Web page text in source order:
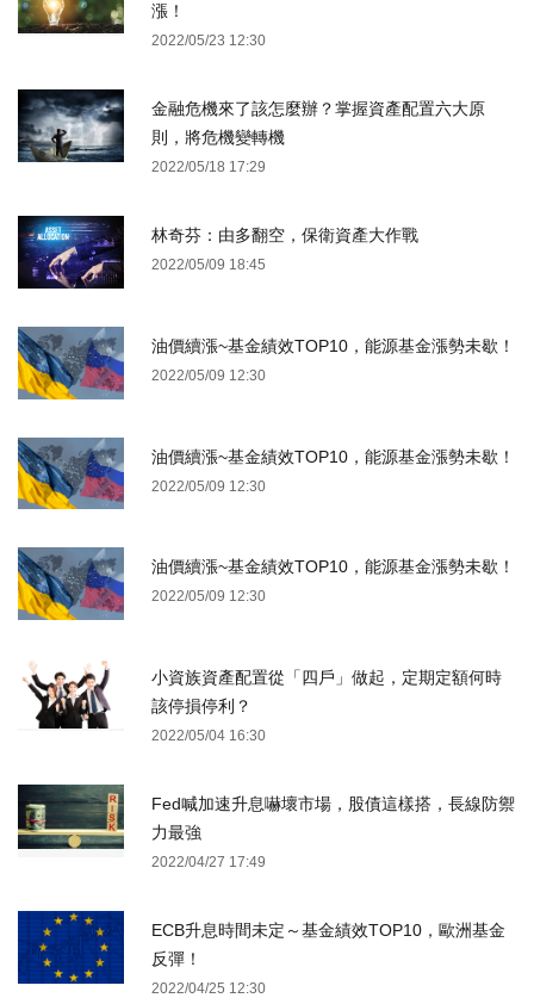
漲！
2022/05/23 12:30
金融危機來了該怎麼辦？掌握資產配置六大原
則，將危機變轉機
2022/05/18 17:29
林奇芬：由多翻空，保衛資產大作戰
2022/05/09 18:45
油價續漲~基金績效TOP10，能源基金漲勢未歇！
2022/05/09 12:30
油價續漲~基金績效TOP10，能源基金漲勢未歇！
2022/05/09 12:30
油價續漲~基金績效TOP10，能源基金漲勢未歇！
2022/05/09 12:30
小資族資產配置從「四戶」做起，定期定額何時
該停損停利？
2022/05/04 16:30
Fed喊加速升息嚇壞市場，股債這樣搭，長線防禦
力最強
2022/04/27 17:49
ECB升息時間未定～基金績效TOP10，歐洲基金
反彈！
2022/04/25 12:30